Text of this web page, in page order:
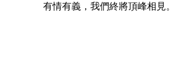
有情有義，我們終將頂峰相見。